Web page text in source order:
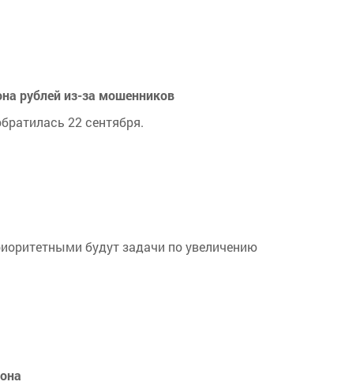
рублей из-за мошенников
22 сентября.
будут задачи по увеличению